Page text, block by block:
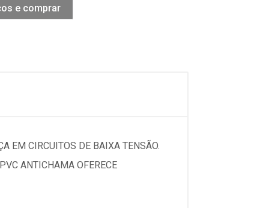
e comprar
EM CIRCUITOS DE BAIXA TENSÃO.
ANTICHAMA OFERECE